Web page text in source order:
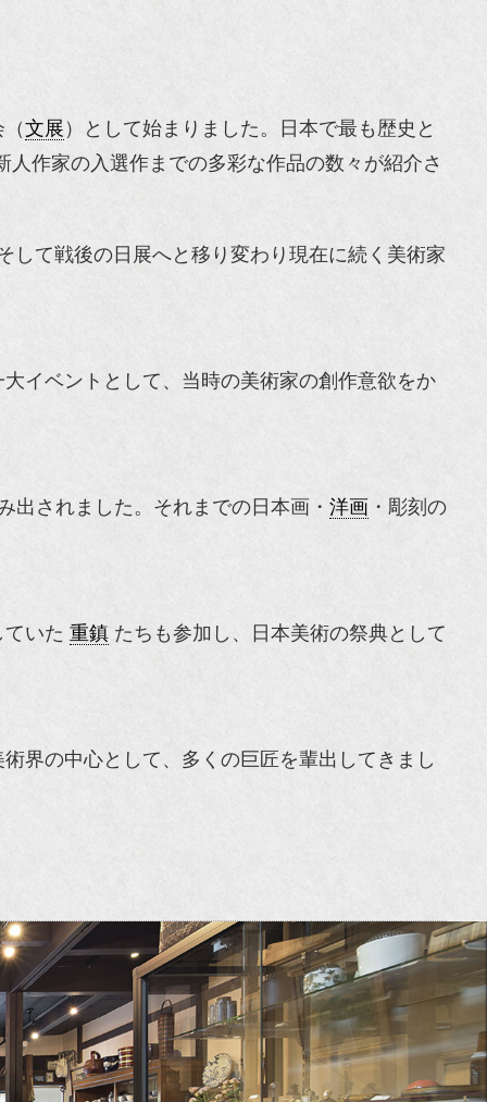
文展 ）として始まりました。日本で最も歴史と
人作家の入選作までの多彩な作品の数々が紹介さ
して戦後の日展へと移り変わり現在に続く美術家
イベントとして、当時の美術家の創作意欲をか
出されました。それまでの日本画・ 洋画 ・彫刻の
いた 重鎮 たちも参加し、日本美術の祭典として
界の中心として、多くの巨匠を輩出してきまし